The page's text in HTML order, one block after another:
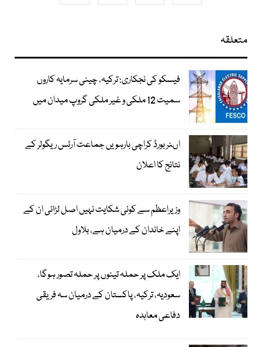
متعلقہ
فیسکو کی نجکاری: ترکیہ، چینی سرمایہ کاروں
سمیت 12 ملکی و غیر ملکی گروپ میدان میں
اںٹر بورڈ کراچی بارہویں جماعت آرٹس ریگولر کے
نتائج کا اعلان
وزیراعظم سے کوئی شکایت نہیں اصل لڑائی ان کے
اپنے خاندان کے درمیان ہے، بلاول
ایک ملک پر حملہ تینوں پر حملہ تصور ہوگا،
سعودیہ، ترکیہ، پاکستان کے درمیان سہ فریقی
دفاعی معاہدہ